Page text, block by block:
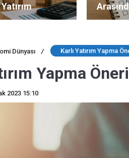
Nelere
Dünyası / Karlı Yatırım Yapma
Yapma
2023 15:10